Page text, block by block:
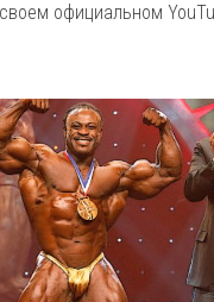
официальном